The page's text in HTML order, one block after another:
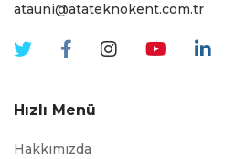
atauni@atateknokent.com.tr
Hızlı Menü
Hakkımızda